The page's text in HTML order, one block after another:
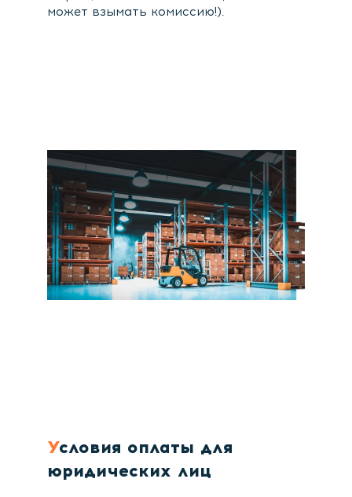
может взымать комиссию!).
Условия оплаты для
юридических лиц